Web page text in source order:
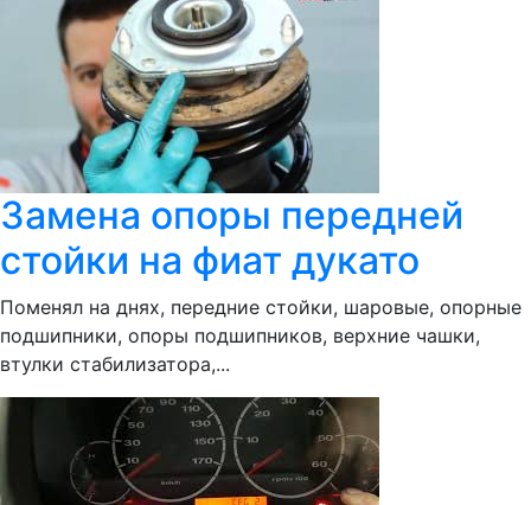
Замена опоры передней
стойки на фиат дукато
Поменял на днях, передние стойки, шаровые, опорные
подшипники, опоры подшипников, верхние чашки,
втулки стабилизатора,...